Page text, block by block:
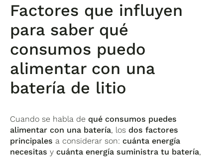
Factores que influyen
para saber qué
consumos puedo
alimentar con una
batería de litio
Cuando se habla de qué consumos puedes
alimentar con una batería, los dos factores
principales a considerar son:cuánta energía
necesitas ycuánta energía suministra tu batería,